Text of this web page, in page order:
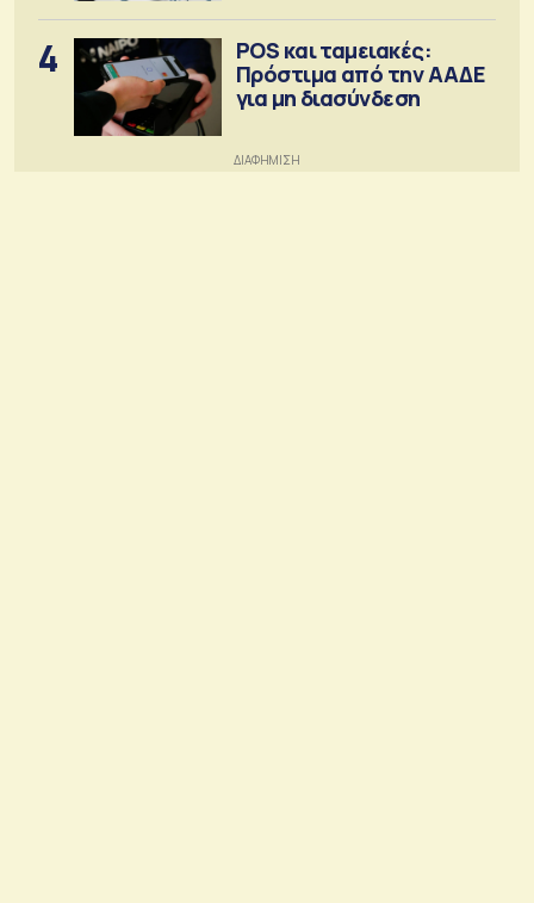
4
POS και ταμειακές:
Πρόστιμα από την ΑΑΔΕ
για μη διασύνδεση